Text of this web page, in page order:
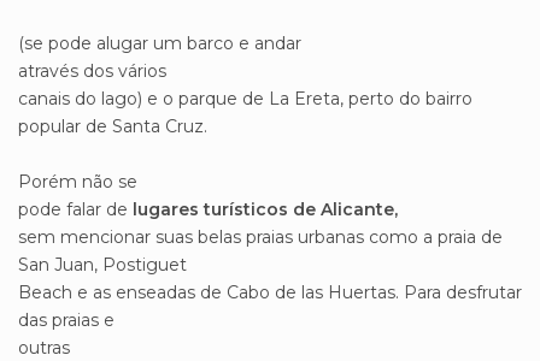
(se pode alugar um barco e andar
através dos vários
canais do lago) e o parque de La Ereta, perto do bairro
popular de Santa Cruz.
Porém não se
pode falar de lugares turísticos de Alicante,
sem mencionar suas belas praias urbanas como a praia de
San Juan, Postiguet
Beach e as enseadas de Cabo de las Huertas. Para desfrutar
das praias e
outras